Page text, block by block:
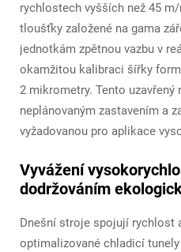
rychlostech vyšších než 45
tloušťky založené na gama
jednotkám zpětnou vazbu v
okamžitou kalibraci šířky
2 mikrometry. Tento uzavřený
neplánovaným zastavením a
vyžadovanou pro aplikace
Vyvážení
dodržováním
Dnešní stroje spojují rychlost
optimalizované chladicí